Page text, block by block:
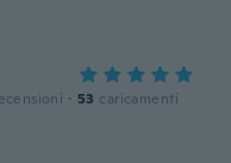
· 53 caricamenti